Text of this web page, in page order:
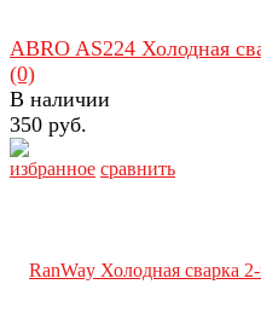
избранное сравнить
ABRO AS224 Холодная
(0)
В наличии
350 руб.